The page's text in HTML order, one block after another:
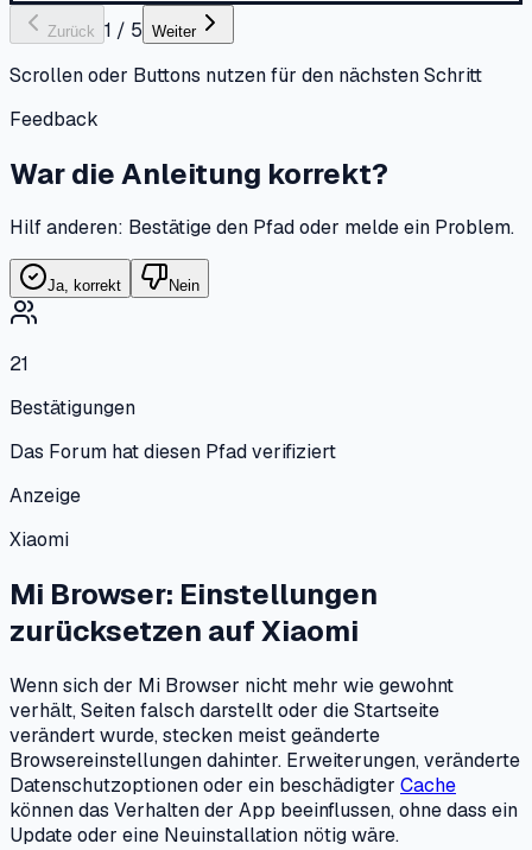
Zurück 1 / 5 Weiter
Scrollen oder Buttons nutzen für den nächsten Schritt
Feedback
War die Anleitung korrekt?
Hilf anderen: Bestätige den Pfad oder melde ein Problem.
Ja, korrekt Nein
21
Bestätigungen
Das Forum hat diesen Pfad verifiziert
Anzeige
Xiaomi
Mi Browser: Einstellungen
zurücksetzen aufXiaomi
Wenn sich der Mi Browser nicht mehr wie gewohnt
verhält, Seiten falsch darstellt oder die Startseite
verändert wurde, stecken meist geänderte
Browsereinstellungen dahinter. Erweiterungen, veränderte
Datenschutzoptionen oder ein beschädigter Cache
können das Verhalten der App beeinflussen, ohne dass ein
Update oder eine Neuinstallation nötig wäre.